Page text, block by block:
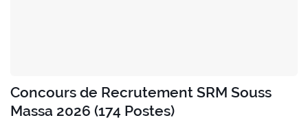
Concours de Recrutement SRM Souss
Massa 2026 (174 Postes)